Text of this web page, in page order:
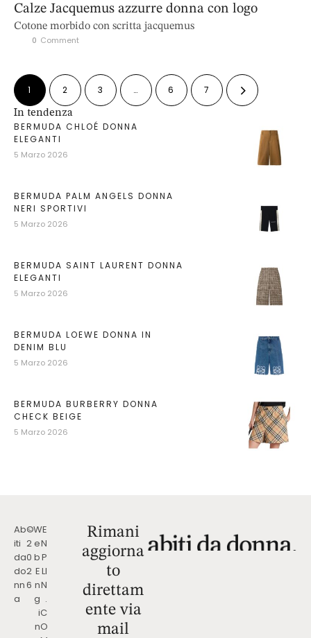
Calze Jacquemus azzurre donna con logo
Cotone morbido con scritta jacquemus
0 Comment
1 2 3 … 6 7
In tendenza
BERMUDA CHLOÉ DONNA
ELEGANTI
5 Marzo 2026
BERMUDA PALM ANGELS DONNA
NERI SPORTIVI
5 Marzo 2026
BERMUDA SAINT LAURENT DONNA
ELEGANTI
5 Marzo 2026
BERMUDA LOEWE DONNA IN
DENIM BLU
5 Marzo 2026
BERMUDA BURBERRY DONNA
CHECK BEIGE
5 Marzo 2026
Ab
iti
da
do
nn
a
©
2
0
2
6
W
e
b
E
n
g
i
n
E
N
P
LI
N
.
C
O
Rimani
aggiorna
to
direttam
ente via
mail